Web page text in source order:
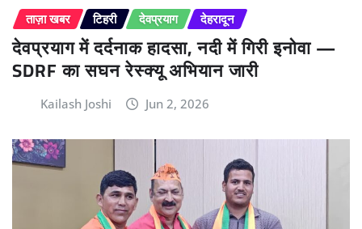
ताज़ा खबर टिहरी देवप्रयाग देहरादून
देवप्रयाग में दर्दनाक हादसा, नदी में गिरी इनोवा —
SDRF का सघन रेस्क्यू अभियान जारी
Kailash Joshi Jun 2, 2026